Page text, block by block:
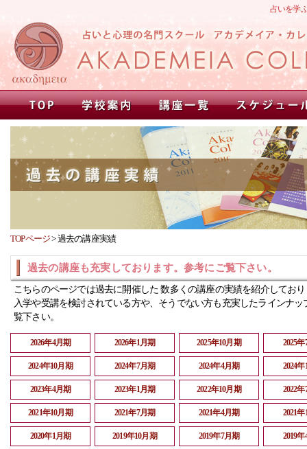
占いを学
TOPページ>過去の講座実績
過去の講座も充実しております。参考にご覧下さい。
こちらのページでは過去に開催した 数多くの講座の実績を紹介してお
入学や受講を検討されている方や、そうでない方も充実したラインナッ
覧下さい。
2026年4月期 2026年1月期 2025年10月期 2025
2024年10月期 2024年7月期 2024年4月期 2024
2023年4月期 2023年1月期 2022年10月期 2022
2021年10月期 2021年7月期 2021年4月期 2021
2020年1月期 2019年10月期 2019年7月期 2019